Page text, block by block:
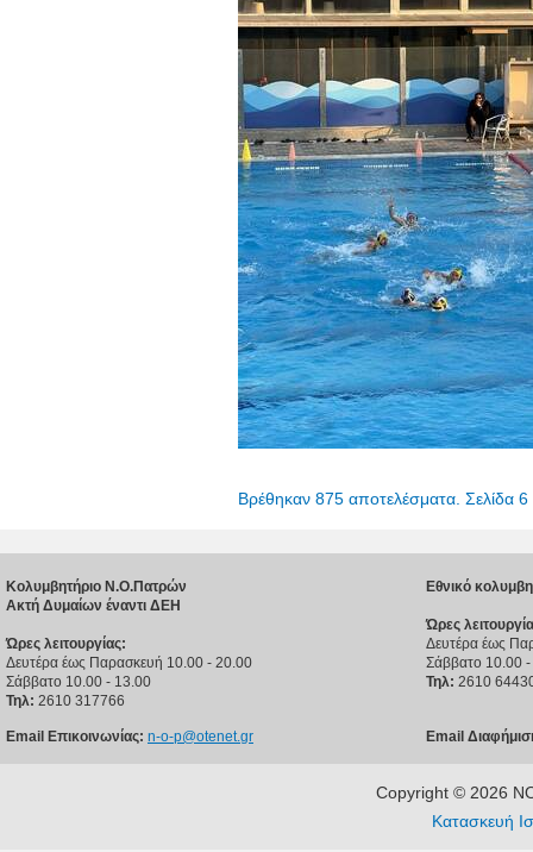
Βρέθηκαν 875 αποτελέσματα. Σελίδα
Κολυμβητήριο Ν.Ο.Πατρών
Ακτή Δυμαίων έναντι ΔΕΗ
Ώρες λειτουργίας:
Δευτέρα έως Παρασκευή 10.00 - 20.00
Σάββατο 10.00 - 13.00
Τηλ: 2610 317766
Email Επικοινωνίας: n-o-p@otenet.gr
Εθνικό
Ώρες
Δευτέρα έως
Σάββατο 10.00
Τηλ: 2610
Email
Copyright © 2026
Κατασκευή